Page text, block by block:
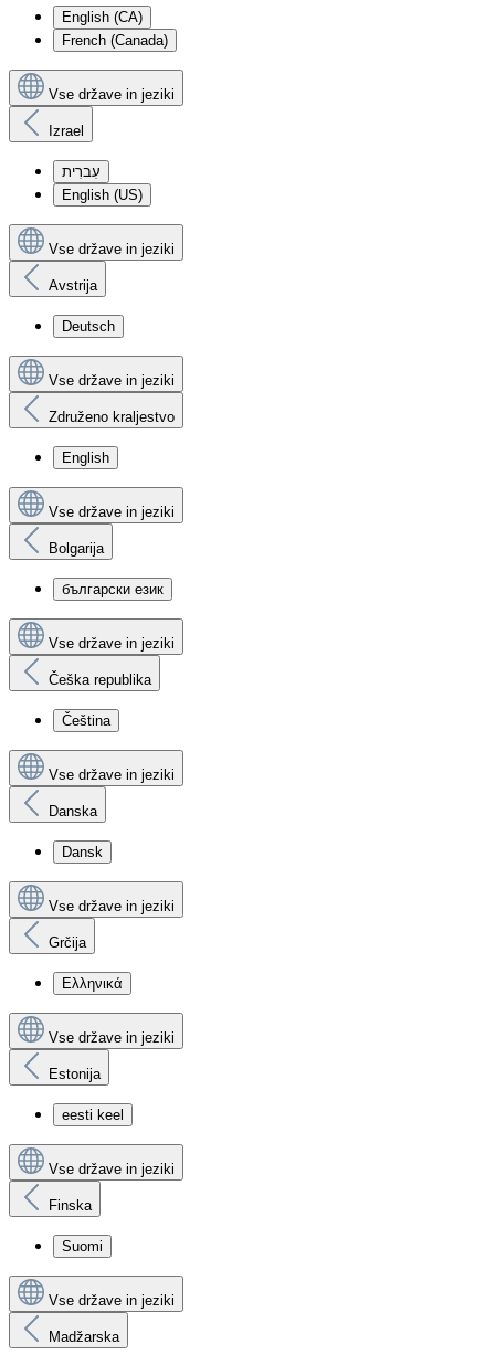
English (CA)
French (Canada)
Vse države in jeziki
Izrael
עִברִית
English (US)
Vse države in jeziki
Avstrija
Deutsch
Vse države in jeziki
Združeno kraljestvo
English
Vse države in jeziki
Bolgarija
български език
Vse države in jeziki
Češka republika
Čeština
Vse države in jeziki
Danska
Dansk
Vse države in jeziki
Grčija
Ελληνικά
Vse države in jeziki
Estonija
eesti keel
Vse države in jeziki
Finska
Suomi
Vse države in jeziki
Madžarska